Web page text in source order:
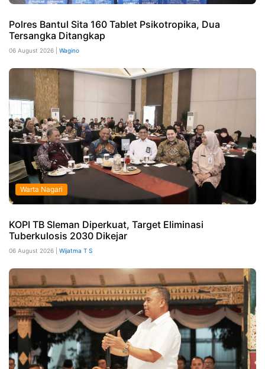
Polres Bantul Sita 160 Tablet Psikotropika, Dua
Tersangka Ditangkap
06 August 2026 | Wagino
Warta Nagari
KOPI TB Sleman Diperkuat, Target Eliminasi
Tuberkulosis 2030 Dikejar
06 August 2026 | Wijatma T S